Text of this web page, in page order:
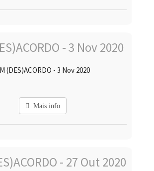
(DES)ACORDO - 3 Nov 2020
Mais info